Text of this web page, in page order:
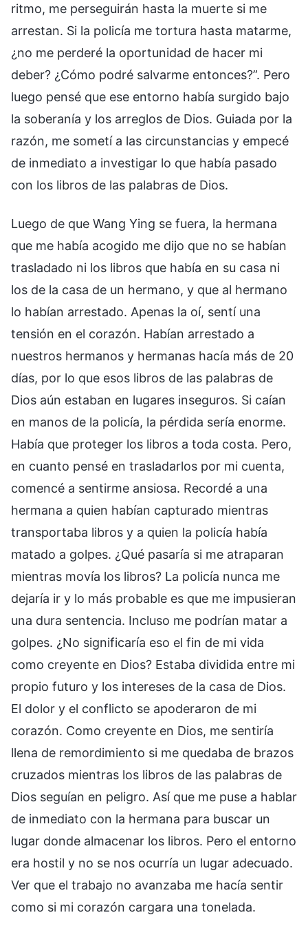
ritmo, me perseguirán hasta la muerte si me
arrestan. Si la policía me tortura hasta matarme,
¿no me perderé la oportunidad de hacer mi
deber? ¿Cómo podré salvarme entonces?”. Pero
luego pensé que ese entorno había surgido bajo
la soberanía y los arreglos de Dios. Guiada por la
razón, me sometí a las circunstancias y empecé
de inmediato a investigar lo que había pasado
con los libros de las palabras de Dios.
Luego de que Wang Ying se fuera, la hermana
que me había acogido me dijo que no se habían
trasladado ni los libros que había en su casa ni
los de la casa de un hermano, y que al hermano
lo habían arrestado. Apenas la oí, sentí una
tensión en el corazón. Habían arrestado a
nuestros hermanos y hermanas hacía más de 20
días, por lo que esos libros de las palabras de
Dios aún estaban en lugares inseguros. Si caían
en manos de la policía, la pérdida sería enorme.
Había que proteger los libros a toda costa. Pero,
en cuanto pensé en trasladarlos por mi cuenta,
comencé a sentirme ansiosa. Recordé a una
hermana a quien habían capturado mientras
transportaba libros y a quien la policía había
matado a golpes. ¿Qué pasaría si me atraparan
mientras movía los libros? La policía nunca me
dejaría ir y lo más probable es que me impusieran
una dura sentencia. Incluso me podrían matar a
golpes. ¿No significaría eso el fin de mi vida
como creyente en Dios? Estaba dividida entre mi
propio futuro y los intereses de la casa de Dios.
El dolor y el conflicto se apoderaron de mi
corazón. Como creyente en Dios, me sentiría
llena de remordimiento si me quedaba de brazos
cruzados mientras los libros de las palabras de
Dios seguían en peligro. Así que me puse a hablar
de inmediato con la hermana para buscar un
lugar donde almacenar los libros. Pero el entorno
era hostil y no se nos ocurría un lugar adecuado.
Ver que el trabajo no avanzaba me hacía sentir
como si mi corazón cargara una tonelada.